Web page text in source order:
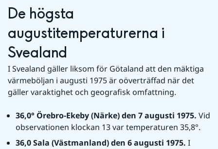
De högsta
augustitemperaturerna i
Svealand
I Svealand gäller liksom för Götaland att den mäktiga
värmeböljan i augusti 1975 är oöverträffad när det
gäller varaktighet och geografisk omfattning.
36,0° Örebro-Ekeby (Närke) den 7 augusti 1975. Vid
observationen klockan 13 var temperaturen 35,8°.
36,0 Sala (Västmanland) den 6 augusti 1975. I